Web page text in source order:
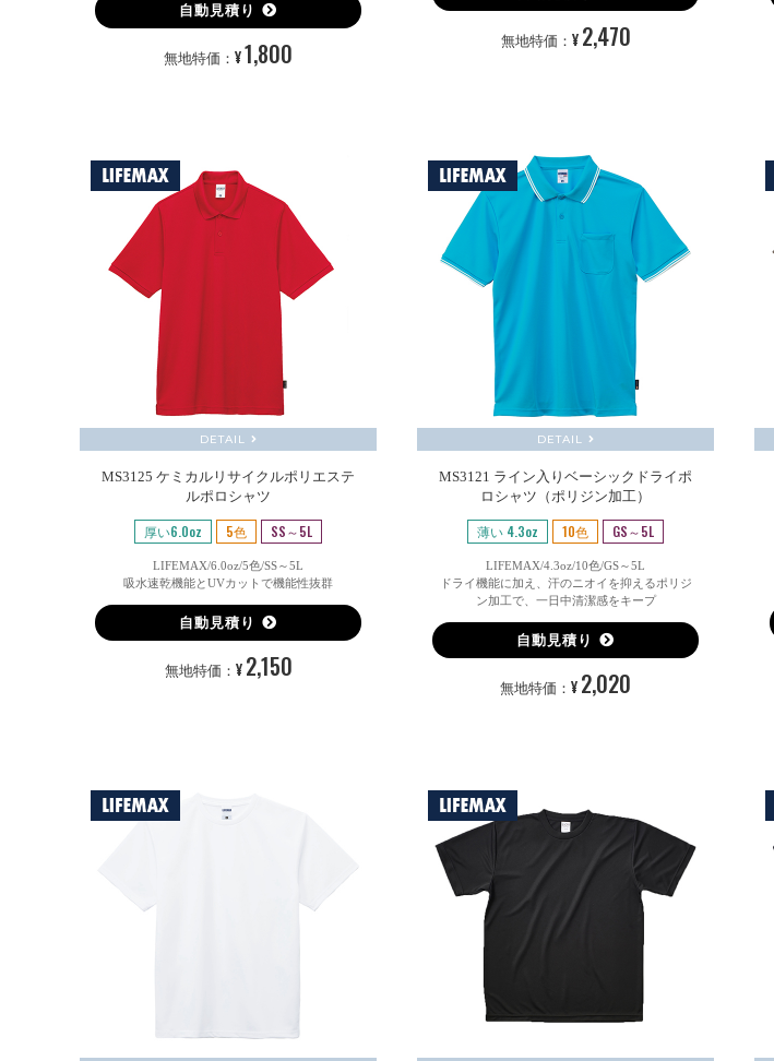
自動見積り
無地特価：¥1,800 無地特価： ¥ 2,470
DETAIL
MS3125 ケミカルリサイクルポリエステ
ルポロシャツ
厚い6.0oz 5色 SS～5L
LIFEMAX/6.0oz/5色/SS～5L
吸水速乾機能とUVカットで機能性抜群
自動見積り
無地特価： ¥ 2,150
DETAIL
MS3121 ライン入りベーシックドライポ
ロシャツ（ポリジン加工）
薄い 4.3oz 10色 GS～5L
LIFEMAX/4.3oz/10色/GS～5L
ドライ機能に加え、汗のニオイを抑えるポリジ
ン加工で、一日中清潔感をキープ
自動見積り
無地特価：¥2,020